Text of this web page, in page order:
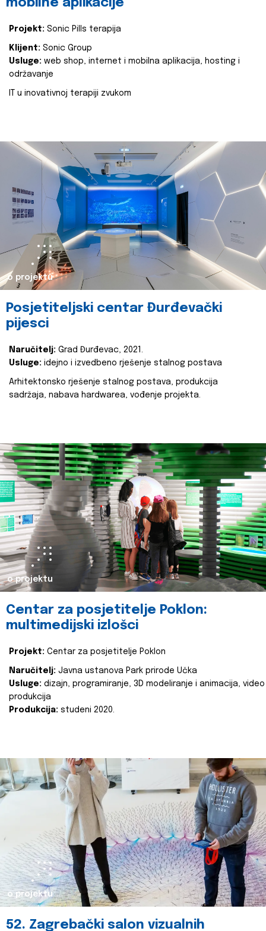
mobilne aplikacije
Projekt: Sonic Pills terapija
Klijent: Sonic Group
Usluge: web shop, internet i mobilna aplikacija, hosting i
održavanje
IT u inovativnoj terapiji zvukom
o projektu
Posjetiteljski centar Đurđevački
pijesci
Naručitelj: Grad Đurđevac, 2021.
Usluge: idejno i izvedbeno rješenje stalnog postava
Arhitektonsko rješenje stalnog postava, produkcija
sadržaja, nabava hardwarea, vođenje projekta.
o projektu
Centar za posjetitelje Poklon:
multimedijski izlošci
Projekt: Centar za posjetitelje Poklon
Naručitelj: Javna ustanova Park prirode Učka
Usluge: dizajn, programiranje, 3D modeliranje i animacija, video
produkcija
Produkcija: studeni 2020.
o projektu
52. Zagrebački salon vizualnih